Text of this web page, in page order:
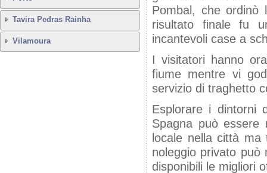
Tavira Pedras Rainha
Vilamoura
Pombal, che ordinò
risultato finale fu
incantevoli case a
I visitatori hanno
fiume mentre vi
servizio di traghetto
Esplorare i dintorni
Spagna può essere
locale nella città
noleggio privato può
disponibili le migliori